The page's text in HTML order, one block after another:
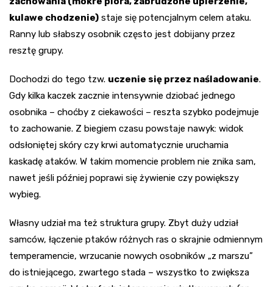
kulawe chodzenie) staje się potencjalnym celem ataku.
Ranny lub słabszy osobnik często jest dobijany przez
resztę grupy.
Dochodzi do tego tzw. uczenie się przez naśladowanie.
Gdy kilka kaczek zacznie intensywnie dziobać jednego
osobnika – choćby z ciekawości – reszta szybko podejmuje
to zachowanie. Z biegiem czasu powstaje nawyk: widok
odsłoniętej skóry czy krwi automatycznie uruchamia
kaskadę ataków. W takim momencie problem nie znika sam,
nawet jeśli później poprawi się żywienie czy powiększy
wybieg.
Własny udział ma też struktura grupy. Zbyt duży udział
samców, łączenie ptaków różnych ras o skrajnie odmiennym
temperamencie, wrzucanie nowych osobników „z marszu”
do istniejącego, zwartego stada – wszystko to zwiększa